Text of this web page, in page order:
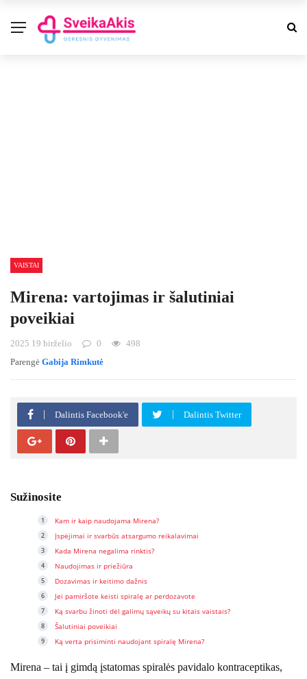
VAISTAI
Mirena: vartojimas ir šalutiniai
poveikiai
2025 19 birželio 0
498
Parengė Gabija Rimkutė
Dalintis Facebook'e Dalintis Twitter
Sužinosite
Kam ir kaip naudojama Mirena?
Įspėjimai ir svarbūs atsargumo reikalavimai
Kada Mirena negalima rinktis?
Naudojimas ir priežiūra
Dozavimas ir keitimo dažnis
Jei pamiršote keisti spiralę ar perdozavote
Ką svarbu žinoti dėl galimų sąveikų su kitais vaistais?
Šalutiniai poveikiai
Ką verta prisiminti naudojant spiralę Mirena?
Mirena – tai į gimdą įstatomas spiralės pavidalo kontraceptikas,